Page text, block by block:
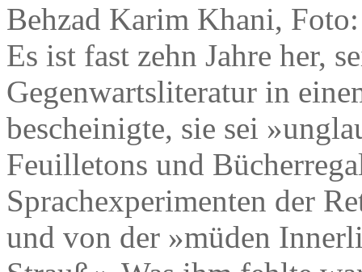
Behzad Karim Khani,
Es ist fast zehn Jahre her,
Gegenwartsliteratur in
bescheinigte, sie sei
Feuilletons und
Sprachexperimenten der
und von der »müden